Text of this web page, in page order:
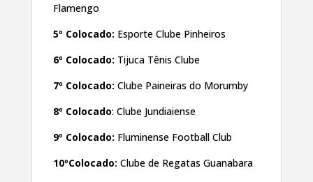
Flamengo
5º Colocado: Esporte Clube Pinheiros
6º Colocado: Tijuca Tênis Clube
7º Colocado: Clube Paineiras do Morumby
8º Colocado: Clube Jundiaiense
9º Colocado: Fluminense Football Club
10ºColocado: Clube de Regatas Guanabara